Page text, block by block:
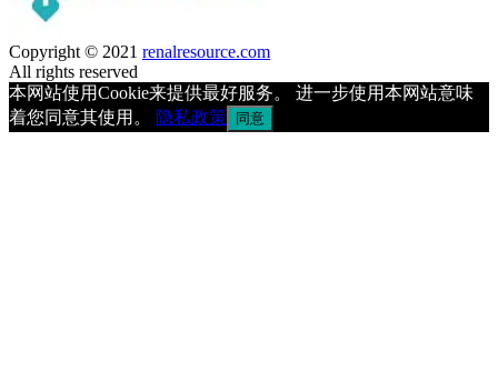
Copyright © 2021 renalresource.com
All rights reserved
本网站使用Cookie来提供最好服务。 进一步使用本网站意味
着您同意其使用。
隐私政策 同意